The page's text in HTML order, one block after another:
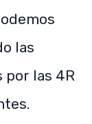
las
por las 4R